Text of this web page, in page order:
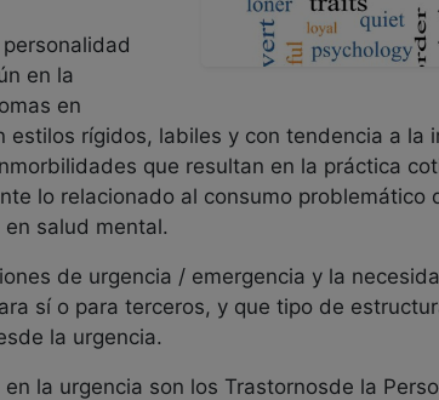
en la
en
rígidos, labiles y con tendencia a la
que resultan en la práctica
lo relacionado al consumo problemático
salud mental.
de urgencia / emergencia y la
sí o para terceros, y que tipo de
la urgencia.
la urgencia son los Trastornosde la